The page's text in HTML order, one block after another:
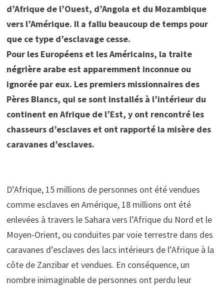
d’Afrique de l’Ouest, d’Angola et du Mozambique
vers l’Amérique. Il a fallu beaucoup de temps pour
que ce type d’esclavage cesse.
Pour les Européens et les Américains, la traite
négrière arabe est apparemment inconnue ou
ignorée par eux. Les premiers missionnaires des
Pères Blancs, qui se sont installés à l’intérieur du
continent en Afrique de l’Est, y ont rencontré les
chasseurs d’esclaves et ont rapporté la misère des
caravanes d’esclaves.
D’Afrique, 15 millions de personnes ont été vendues
comme esclaves en Amérique, 18 millions ont été
enlevées à travers le Sahara vers l’Afrique du Nord et le
Moyen-Orient, ou conduites par voie terrestre dans des
caravanes d’esclaves des lacs intérieurs de l’Afrique à la
côte de Zanzibar et vendues. En conséquence, un
nombre inimaginable de personnes ont perdu leur